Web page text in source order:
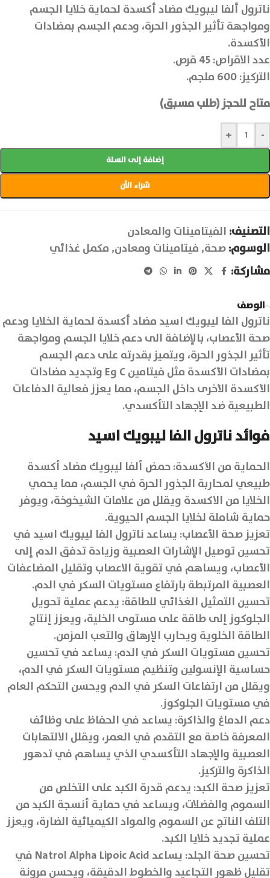
ناترول ألفا ليبويك مضاد أكسدة لحماية خلايا الجسم
ومواجهة تأثير الجذور الحرة، ودعم الجسم بمضادات
الأكسدة.
عدد الاقراص: 45 قرص.
التركيز: 600 ملجم.
متاح للحجز (طلب مسبق)
-
+
إضافة إلى السلة
شراء الآن
التصنيف: الفيتامينات والمعادن
الوسوم:صحة, فيتامينات ومعادن, مكمل غذائي
مشاركة:
الوصف
ناترول الفا ليبويك اسيد مضاد أكسدة لحماية الخلايا ودعم
صحة الأعصاب، بالإضافة الى دعم خلايا الجسم ومواجهة
تأثير الجذور الحرة، ويتميز بقدرته على دعم الجسم
بمضادات الأكسدة مثل فيتامين C وE وتجديد مضادات
الأكسدة الأخرى داخل الجسم، مما يعزز فعالية الدفاعات
الطبيعية ضد الإجهاد التأكسدي.
فوائد ناترول الفا ليبويك اسيد
الحماية من الأكسدة: حمض ألفا ليبويك مضاد أكسدة
طبيعي لمحاربة الجذور الحرة في الجسم، مما يحمي
الخلايا من الاكسدة ويقلل من علامات الشيخوخة، ويوفر
حماية شاملة لخلايا الجسم الحيوية.
تعزيز صحة الأعصاب: يساعد ناترول الفا ليبويك اسيد في
تحسين توصيل الإشارات العصبية وزيادة تدفق الدم إلى
الأعصاب، ويساهم في تقوية الاعصاب وتقليل المضاعفات
العصبية المرتبطة بارتفاع مستويات السكر في الدم.
تحسين التمثيل الغذائي للطاقة: يدعم عملية تحويل
الجلوكوز إلى طاقة على مستوى الخلية، ويعزز إنتاج
الطاقة الخلوية ويحارب الإرهاق والتعب المزمن.
تحسين مستويات السكر في الدم: يساعد في تحسين
حساسية الإنسولين وتنظيم مستويات السكر في الدم،
ويقلل من ارتفاعات السكر في الدم ويحسن التحكم العام
في مستويات الجلوكوز.
دعم الدماغ والذاكرة: يساعد في الحفاظ على وظائف
المعرفة خاصة مع التقدم في العمر، ويقلل الالتهابات
العصبية والإجهاد التأكسدي الذي يساهم في تدهور
الذاكرة والتركيز.
تعزيز صحة الكبد: يدعم قدرة الكبد على التخلص من
السموم والفضلات، ويساعد في حماية أنسجة الكبد من
التلف الناتج عن السموم والمواد الكيميائية الضارة، ويعزز
عملية تجديد خلايا الكبد.
تحسين صحة الجلد: يساعد Natrol Alpha Lipoic Acid في
تقليل ظهور التجاعيد والخطوط الدقيقة، ويحسن مرونة